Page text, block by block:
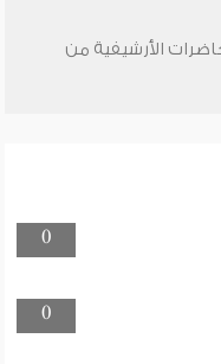
الأرشيفية من
0
0